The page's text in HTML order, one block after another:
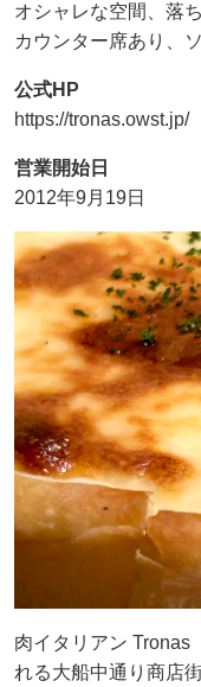
オシャレな空間、落
カウンター席あり、
公式HP
https://tronas.owst.jp/
営業開始日
2012年9月19日
肉イタリアン Tronas
れる大船中通り商店